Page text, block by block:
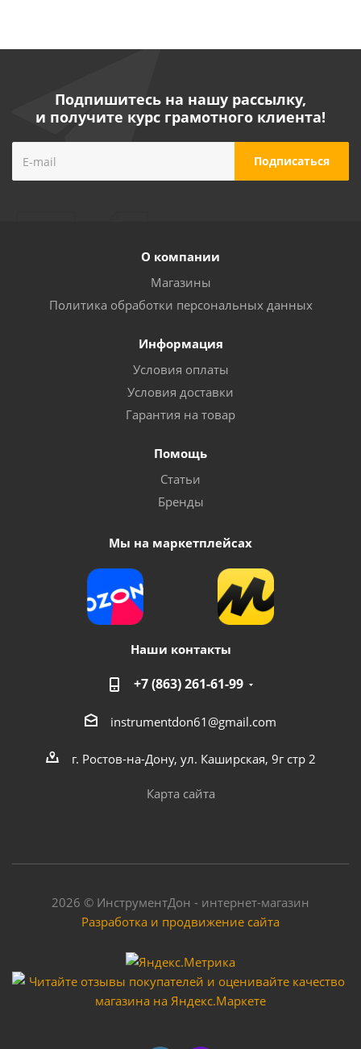
Подпишитесь на нашу рассылку,
и получите курс грамотного клиента!
О компании
Магазины
Политика обработки персональных данных
Информация
Условия оплаты
Условия доставки
Гарантия на товар
Помощь
Статьи
Бренды
Мы на маркетплейсах
Наши контакты
+7 (863) 261-61-99
instrumentdon61@gmail.com
г. Ростов-на-Дону, ул. Каширская, 9г стр 2
Карта сайта
2026 © ИнструментДон - интернет-магазин
Разработка и продвижение сайта